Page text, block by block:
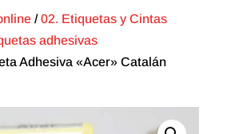
/02. Etiquetas y Cintas
adhesivas
Adhesiva «Acer» Catalán